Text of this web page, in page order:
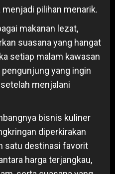
pilihan menarik.
makanan lezat,
suasana yang hangat
setiap malam kawasan
yang ingin
menjalani
bisnis kuliner
diperkirakan
satu destinasi favorit
harga terjangkau,